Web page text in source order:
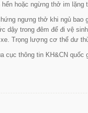
hoặc ngừng thở im lặng
ngưng thở khi ngủ bao
dậy trong đêm để đi vệ
Trọng lượng cơ thể dư
cục thông tin KH&CN quốc